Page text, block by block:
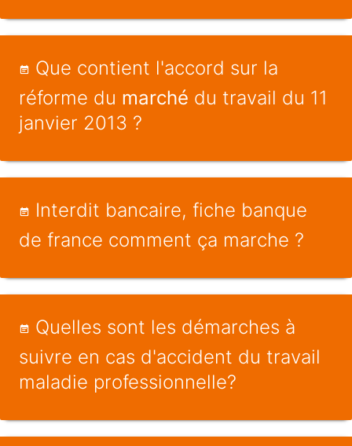
Que contient l'accord sur la
réforme du marché du travail du 11
janvier 2013 ?
Interdit bancaire, fiche banque
de france comment ça marche ?
Quelles sont les démarches à
suivre en cas d'accident du travail
maladie professionnelle?